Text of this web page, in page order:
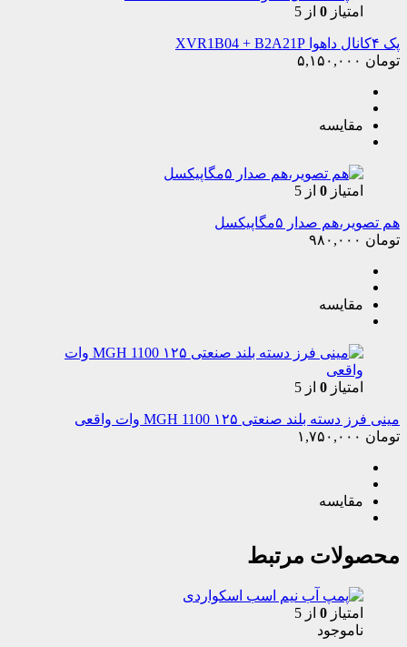
امتیاز 0 از 5
پک ۴کانال داهوا XVR1B04 + B2A21P
تومان
مقایسه
امتیاز 0 از 5
هم تصویر،هم صدار ۵مگاپیکسل
تومان
مقایسه
امتیاز 0 از 5
مینی فرز دسته بلند صنعتی ۱۲۵ MGH 1100 وات واقعی
تومان
مقایسه
محصولات مرتبط
امتیاز 0 از 5
ناموجود